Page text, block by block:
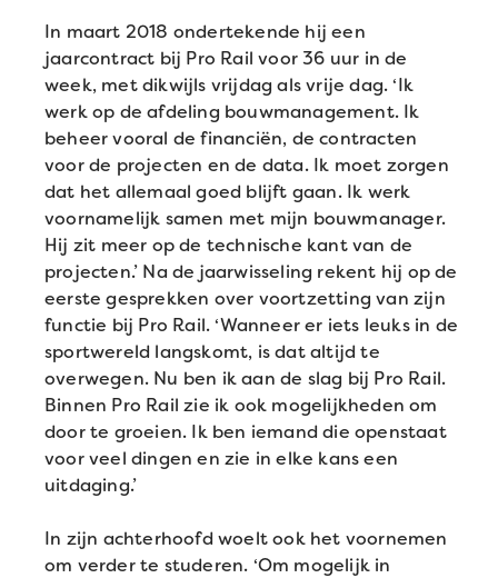
In maart 2018 ondertekende hij een
jaarcontract bij Pro Rail voor 36 uur in de
week, met dikwijls vrijdag als vrije dag. ‘Ik
werk op de afdeling bouwmanagement. Ik
beheer vooral de financiën, de contracten
voor de projecten en de data. Ik moet zorgen
dat het allemaal goed blijft gaan. Ik werk
voornamelijk samen met mijn bouwmanager.
Hij zit meer op de technische kant van de
projecten.’ Na de jaarwisseling rekent hij op de
eerste gesprekken over voortzetting van zijn
functie bij Pro Rail. ‘Wanneer er iets leuks in de
sportwereld langskomt, is dat altijd te
overwegen. Nu ben ik aan de slag bij Pro Rail.
Binnen Pro Rail zie ik ook mogelijkheden om
door te groeien. Ik ben iemand die openstaat
voor veel dingen en zie in elke kans een
uitdaging.’
In zijn achterhoofd woelt ook het voornemen
om verder te studeren. ‘Om mogelijk in